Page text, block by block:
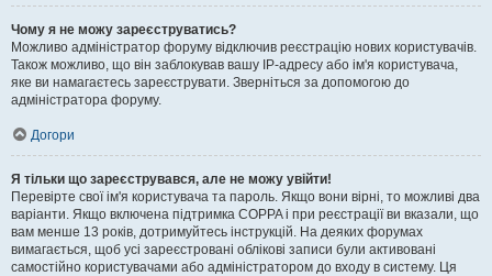
Чому я не можу зареєструватись?
Можливо адміністратор форуму відключив реєстрацію нових користувачів.
Також можливо, що він заблокував вашу IP-адресу або ім'я користувача,
яке ви намагаєтесь зареєструвати. Зверніться за допомогою до
адміністратора форуму.
Догори
Я тільки що зареєструвався, але не можу увійти!
Перевірте свої ім'я користувача та пароль. Якщо вони вірні, то можливі два
варіанти. Якщо включена підтримка COPPA і при реєстрації ви вказали, що
вам менше 13 років, дотримуйтесь інструкцій. На деяких форумах
вимагається, щоб усі зареєстровані облікові записи були активовані
самостійно користувачами або адміністратором до входу в систему. Ця